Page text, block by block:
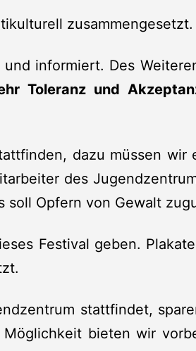
zusammengesetzt.
informiert. Des
Toleranz und
dazu müssen wir
des
soll Opfern von Gewalt
Festival geben.
stattfindet,
bieten wir